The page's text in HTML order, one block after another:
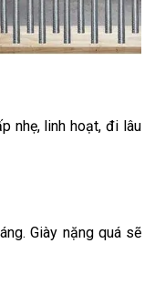
nhẹ, linh hoạt, đi lâu
Giày nặng quá sẽ